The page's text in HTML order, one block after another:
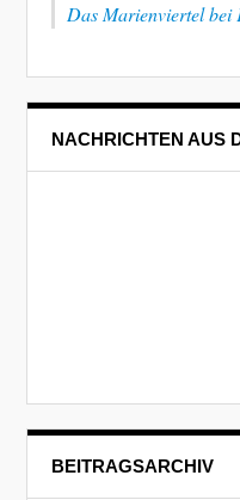
Das Marienviertel bei
NACHRICHTEN AUS
BEITRAGSARCHIV